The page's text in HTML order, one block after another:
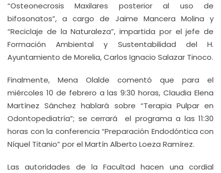
“Osteonecrosis Maxilares posterior al uso de
bifosonatos”, a cargo de Jaime Mancera Molina y
“Reciclaje de la Naturaleza”, impartida por el jefe de
Formación Ambiental y Sustentabilidad del H.
Ayuntamiento de Morelia, Carlos Ignacio Salazar Tinoco.
Finalmente, Mena Olalde comentó que para el
miércoles 10 de febrero a las 9:30 horas, Claudia Elena
Martínez Sánchez hablará sobre “Terapia Pulpar en
Odontopediatría”; se cerrará el programa a las 11:30
horas con la conferencia “Preparación Endodóntica con
Níquel Titanio” por el Martín Alberto Loeza Ramírez.
Las autoridades de la Facultad hacen una cordial